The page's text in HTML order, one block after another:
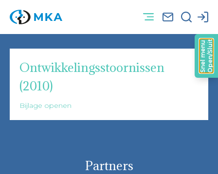
Ontwikkelingsstoornissen
(2010)
Bijlage openen
Partners
Open/Sluit
Snel menu